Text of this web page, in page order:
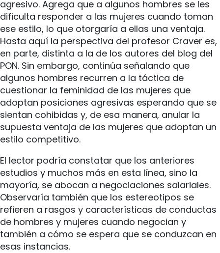
agresivo. Agrega que a algunos hombres se les
dificulta responder a las mujeres cuando toman
ese estilo, lo que otorgaría a ellas una ventaja.
Hasta aquí la perspectiva del profesor Craver es,
en parte, distinta a la de los autores del blog del
PON. Sin embargo, continúa señalando que
algunos hombres recurren a la táctica de
cuestionar la feminidad de las mujeres que
adoptan posiciones agresivas esperando que se
sientan cohibidas y, de esa manera, anular la
supuesta ventaja de las mujeres que adoptan un
estilo competitivo.
El lector podría constatar que los anteriores
estudios y muchos más en esta línea, sino la
mayoría, se abocan a negociaciones salariales.
Observaría también que los estereotipos se
refieren a rasgos y características de conductas
de hombres y mujeres cuando negocian y
también a cómo se espera que se conduzcan en
esas instancias.